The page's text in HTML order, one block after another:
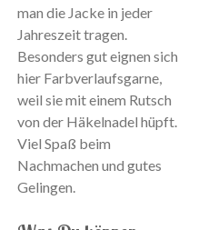
man die Jacke in jeder
Jahreszeit tragen.
Besonders gut eignen sich
hier Farbverlaufsgarne,
weil sie mit einem Rutsch
von der Häkelnadel hüpft.
Viel Spaß beim
Nachmachen und gutes
Gelingen.